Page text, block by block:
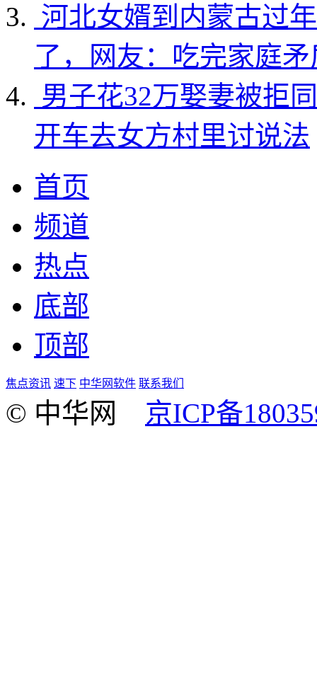
河北女婿到内蒙古过
了，网友：吃完家庭
男子花32万娶妻被拒
开车去女方村里讨说法
首页
频道
热点
底部
顶部
焦点资讯 速下 中华网软件 联系我们
© 中华网 京ICP备